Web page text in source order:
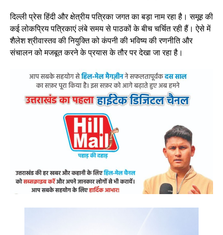
दिल्ली प्रेस हिंदी और क्षेत्रीय पत्रिका जगत का बड़ा नाम रहा है। समूह की
कई लोकप्रिय पत्रिकाएं लंबे समय से पाठकों के बीच चर्चित रही हैं। ऐसे में
शैलेश श्रीवास्तव की नियुक्ति को कंपनी की भविष्य की रणनीति और
संचालन को मजबूत करने के प्रयास के तौर पर देखा जा रहा है।